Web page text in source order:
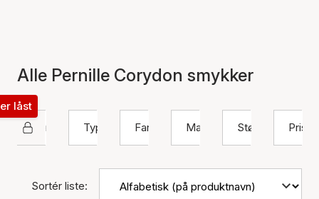
Alle Pernille Corydon smykker
Pernille Corydon
låst
Type
Farve Materiale Størrelse Pris
Sortér liste: